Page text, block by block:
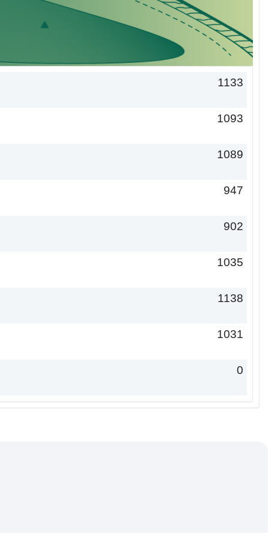
1133
1093
1089
947
902
1035
1138
1031
0